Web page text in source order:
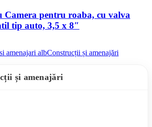
Camera pentru roaba, cu valva
tip auto, 3,5 x 8″
Construcții și amenajări
și amenajări